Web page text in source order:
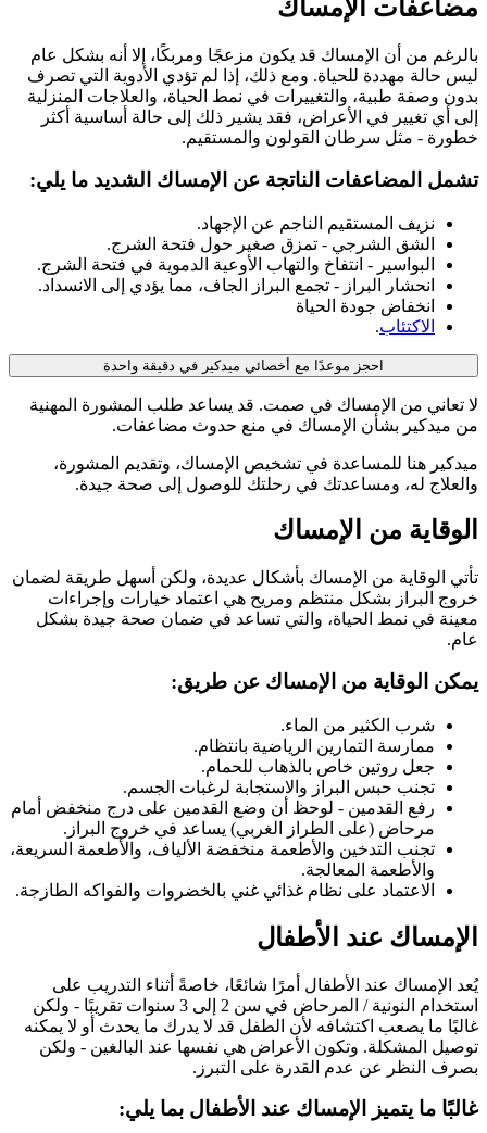
مضاعفات الإمساك
بالرغم من أن الإمساك قد يكون مزعجًا ومربكًا، إلا أنه بشكل عام
ليس حالة مهددة للحياة. ومع ذلك، إذا لم تؤدي الأدوية التي تصرف
بدون وصفة طبية، والتغييرات في نمط الحياة، والعلاجات المنزلية
إلى أي تغيير في الأعراض، فقد يشير ذلك إلى حالة أساسية أكثر
خطورة - مثل سرطان القولون والمستقيم.
تشمل المضاعفات الناتجة عن الإمساك الشديد ما يلي:
نزيف المستقيم الناجم عن الإجهاد.
الشق الشرجي - تمزق صغير حول فتحة الشرج.
البواسير - انتفاخ والتهاب الأوعية الدموية في فتحة الشرج.
انحشار البراز - تجمع البراز الجاف، مما يؤدي إلى الانسداد.
انخفاض جودة الحياة
الاكتئاب.
احجز موعدًا مع أخصائي ميدكير في دقيقة واحدة
لا تعاني من الإمساك في صمت. قد يساعد طلب المشورة المهنية
من ميدكير بشأن الإمساك في منع حدوث مضاعفات.
ميدكير هنا للمساعدة في تشخيص الإمساك، وتقديم المشورة،
والعلاج له، ومساعدتك في رحلتك للوصول إلى صحة جيدة.
الوقاية من الإمساك
تأتي الوقاية من الإمساك بأشكال عديدة، ولكن أسهل طريقة لضمان
خروج البراز بشكل منتظم ومريح هي اعتماد خيارات وإجراءات
معينة في نمط الحياة، والتي تساعد في ضمان صحة جيدة بشكل
عام.
يمكن الوقاية من الإمساك عن طريق:
شرب الكثير من الماء.
ممارسة التمارين الرياضية بانتظام.
جعل روتين خاص بالذهاب للحمام.
تجنب حبس البراز والاستجابة لرغبات الجسم.
رفع القدمين - لوحظ أن وضع القدمين على درج منخفض أمام
مرحاض (على الطراز الغربي) يساعد في خروج البراز.
تجنب التدخين والأطعمة منخفضة الألياف، والأطعمة السريعة،
والأطعمة المعالجة.
الاعتماد على نظام غذائي غني بالخضروات والفواكه الطازجة.
الإمساك عند الأطفال
يُعد الإمساك عند الأطفال أمرًا شائعًا، خاصةً أثناء التدريب على
استخدام النونية / المرحاض في سن 2 إلى 3 سنوات تقريبًا - ولكن
غالبًا ما يصعب اكتشافه لأن الطفل قد لا يدرك ما يحدث أو لا يمكنه
توصيل المشكلة. وتكون الأعراض هي نفسها عند البالغين - ولكن
بصرف النظر عن عدم القدرة على التبرز.
غالبًا ما يتميز الإمساك عند الأطفال بما يلي: